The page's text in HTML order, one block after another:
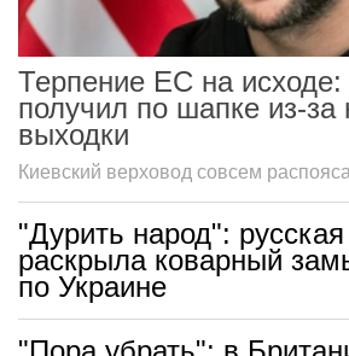
Терпение ЕС на исходе:
получил по шапке из-за
выходки
Киевский верховод совсем
"Дурить народ":
раскрыла коварный
по Украине